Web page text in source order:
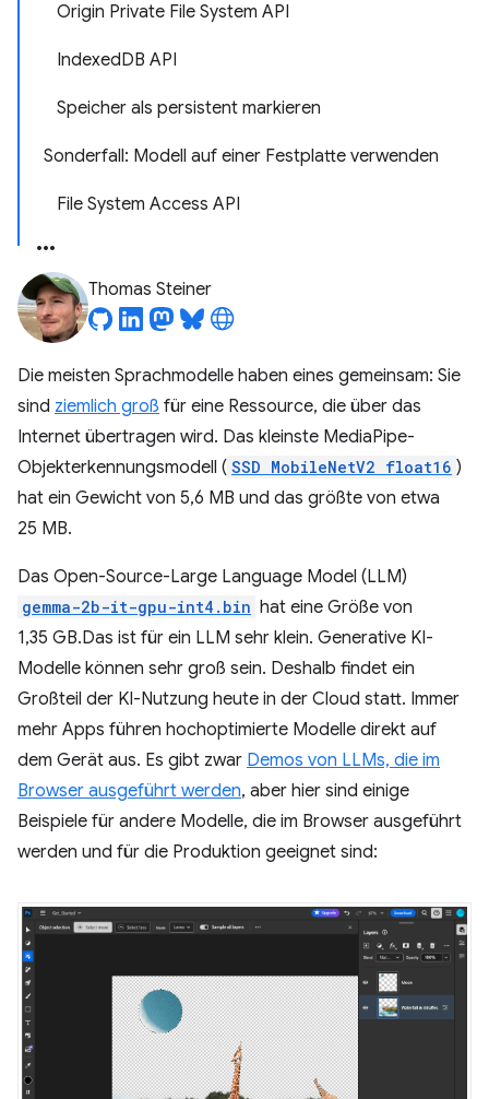
Origin Private File System API
IndexedDB API
Speicher als persistent markieren
Sonderfall: Modell auf einer Festplatte verwenden
File System Access API
Thomas Steiner
Die meisten Sprachmodelle haben eines gemeinsam: Sie
sind ziemlich groß für eine Ressource, die über das
Internet übertragen wird. Das kleinste MediaPipe-
Objekterkennungsmodell ( SSD MobileNetV2 float16 )
hat ein Gewicht von 5,6 MB und das größte von etwa
25 MB.
Das Open-Source-Large Language Model (LLM)
gemma-2b-it-gpu-int4.bin hat eine Größe von
1,35 GB.Das ist für ein LLM sehr klein. Generative KI-
Modelle können sehr groß sein. Deshalb findet ein
Großteil der KI-Nutzung heute in der Cloud statt. Immer
mehr Apps führen hochoptimierte Modelle direkt auf
dem Gerät aus. Es gibt zwar Demos von LLMs, die im
Browser ausgeführt werden, aber hier sind einige
Beispiele für andere Modelle, die im Browser ausgeführt
werden und für die Produktion geeignet sind: